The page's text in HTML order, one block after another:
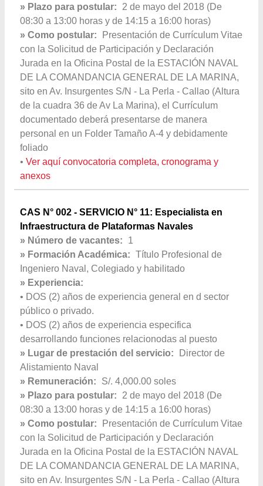
» Plazo para postular:
2 de mayo del 2018 (De
08:30 a 13:00 horas y de 14:15 a 16:00 horas)
» Como postular:
Presentación de Currículum Vitae
con la Solicitud de Participación y Declaración
Jurada en la Oficina Postal de la ESTACIÓN NAVAL
DE LA COMANDANCIA GENERAL DE LA MARINA,
sito en Av. Insurgentes S/N - La Perla - Callao (Altura
de la cuadra 36 de Av La Marina), el Currículum
documentado deberá presentarse de manera
personal en un Folder Tamaño A-4 y debidamente
foliado
• Ver aquí convocatoria completa, cronograma y
anexos
CAS N° 002 - SERVICIO N° 11: Especialista en
Infraestructura de Plataformas Navales
» Número de vacantes:
1
» Formación Académica: Título Profesional de
Ingeniero Naval, Colegiado y habilitado
» Experiencia:
• DOS (2) años de experiencia general en d sector
público o privado.
• DOS (2) años de experiencia especifica
desarrollando funciones relacionodas al puesto
» Lugar de prestación del servicio:
Director de
Alistamiento Naval
» Remuneración:
S/. 4,000.00 soles
» Plazo para postular:
2 de mayo del 2018 (De
08:30 a 13:00 horas y de 14:15 a 16:00 horas)
» Como postular:
Presentación de Currículum Vitae
con la Solicitud de Participación y Declaración
Jurada en la Oficina Postal de la ESTACIÓN NAVAL
DE LA COMANDANCIA GENERAL DE LA MARINA,
sito en Av. Insurgentes S/N - La Perla - Callao (Altura